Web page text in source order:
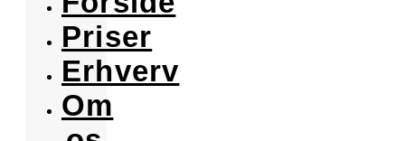
Priser
Erhverv
Om